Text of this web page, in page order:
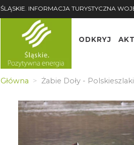
ŚLĄSKIE. INFORMACJA TURYSTYCZNA
ODKRYJ
Główna Żabie Doły -